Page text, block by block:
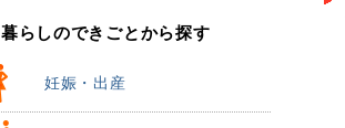
暮らしのできごとから探す
妊娠・出産